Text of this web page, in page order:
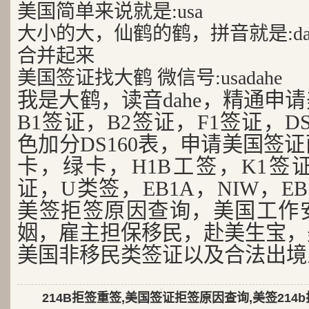
美国简单来说就是:usa
大小的大，仙鹤的鹤，拼音就是
合并起来
美国签证找大鹤 微信号:usadahe
我是大鹤，读音dahe，精通申
B1签证，B2签证，F1签证，
色加分DS160表，申请美国签
卡，绿卡，H1B工签，K1签
证，U类签，EB1A，NIW，
美签拒签原因查询，美国工作
姻，雇主担保移民，赴美生宝
美国非移民类签证以及合法出
214B拒签重签,美国签证拒签原因查询,美签214b